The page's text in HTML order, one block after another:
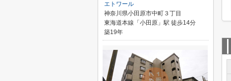
エトワール
神奈川県小田原市中町３丁目
東海道本線「小田原」駅 徒歩14分
築19年